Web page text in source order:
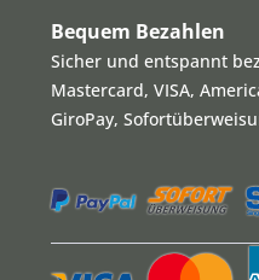
Bequem Bezahlen
Sicher und entspannt
Mastercard, VISA,
GiroPay,